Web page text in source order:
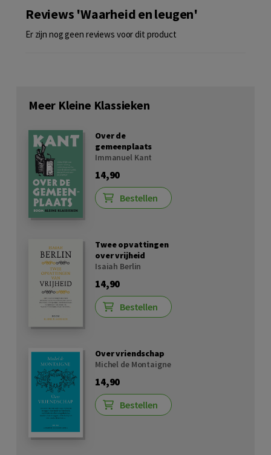
Reviews 'Waarheid en leugen'
Er zijn nog geen reviews voor dit product
Meer Kleine Klassieken
Over de
gemeenplaats
Immanuel Kant
14,90
Bestellen
Twee opvattingen
over vrijheid
Isaiah Berlin
14,90
Bestellen
Over vriendschap
Michel de Montaigne
14,90
Bestellen